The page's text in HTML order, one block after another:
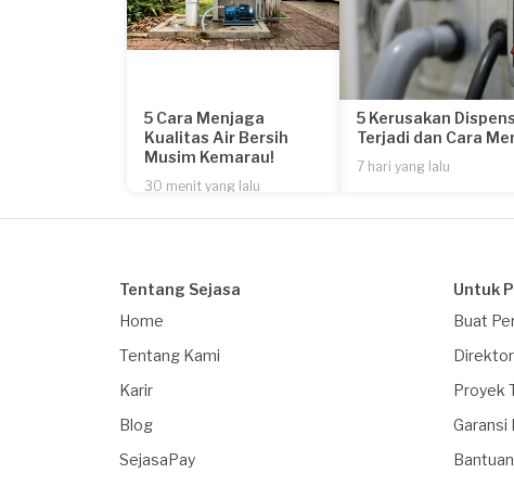
5 Cara Menjaga
Kualitas Air Bersih
Musim Kemarau!
30 menit yang lalu
5 Kerusakan
Terjadi dan Cara
7 hari yang lalu
Tentang Sejasa
Home
Tentang Kami
Karir
Blog
SejasaPay
Untuk
Buat
Proyek
Garansi